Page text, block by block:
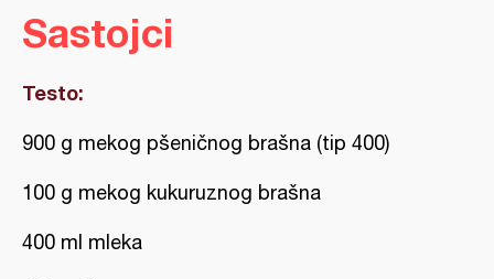
Sastojci
Testo:
900 g mekog pšeničnog brašna (tip 400)
100 g mekog kukuruznog brašna
400 ml mleka